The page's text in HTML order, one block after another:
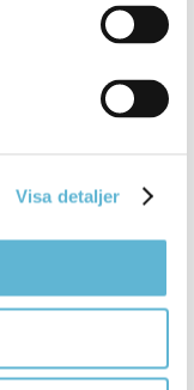
Visa detaljer